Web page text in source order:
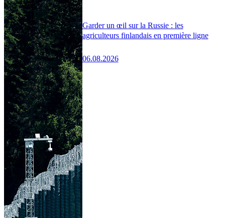
Garder un œil sur la Russie : les
agriculteurs finlandais en première ligne
06.08.2026